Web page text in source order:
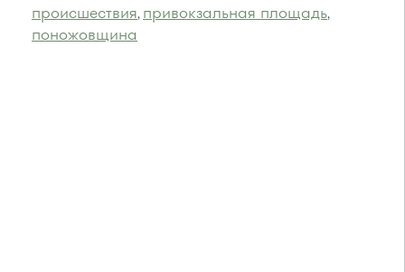
происшествия, привокзальная площадь,
поножовщина